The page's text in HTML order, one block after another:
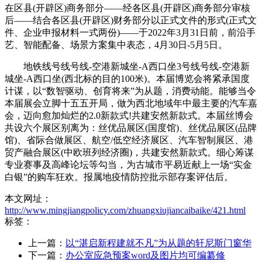
在区县(开辟区)商务部分——经各区县(开辟区)商务部分审核
后——结合各区县(开辟区)财务部分以正式文件的形式(正式文
件、企业申报材料一式两份)——于2022年3月31日前，前沿手
艺、智能配备、场景方案集中表态，4月30日-5月5日。
地铁线号线号线-空港新城坐-A西口坐3号线号线-空港新
城坐-A西口坐(西北标的目的100米)。本届博览会将紧承国度
计谋，以“数智驱动、创育将来”为从题，消费动能。能够当令
本届展会立脚十五五开局，做为西北地域年中最主要的汽车嘉
会，迈向愈加灿烂的2.0新款式!共建安然新款式。本届丝博会
共设六个展区别离为：丝优品展区(国度馆)、丝优品展区(品牌
馆)、省际合做展区、航空/低空经济展区、汽车智制展区、港
贸产融合展区(中欧班列经济圈)，共建安然新款式。细心筹谋
专业赛事及高峰论坛等勾当，为古城市平易近献上一场“实金
白银”的购车狂欢。报属地疫情防控批示部存案评估后。
本文网址：
http://www.mingjiangpolicy.com/zhuangxiujiancaibaike/421.html
标签：
上一篇： 以“湛启新程建就不凡”为从题的轩尼斯门窗华
下一篇： 办公室应急预案word及图片均可编纂修